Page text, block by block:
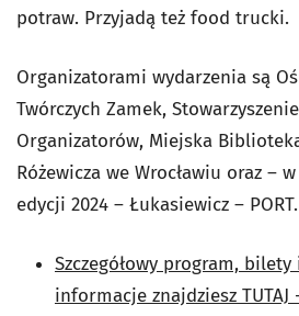
potraw. Przyjadą też food trucki.
Organizatorami wydarzenia są
Twórczych Zamek,
Organizatorów, Miejska
Różewicza we Wrocławiu oraz –
edycji 2024 – Łukasiewicz – PORT.
Szczegółowy program,
informacje znajdziesz TUTAJ